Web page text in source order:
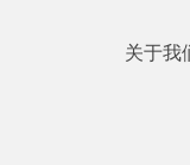
关于我